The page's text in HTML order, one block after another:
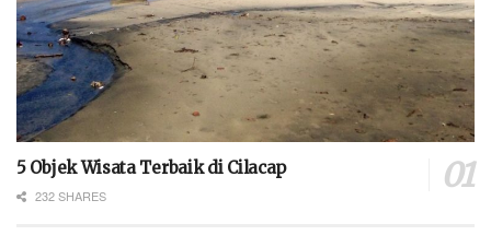
5 Objek Wisata Terbaik di Cilacap
232 SHARES